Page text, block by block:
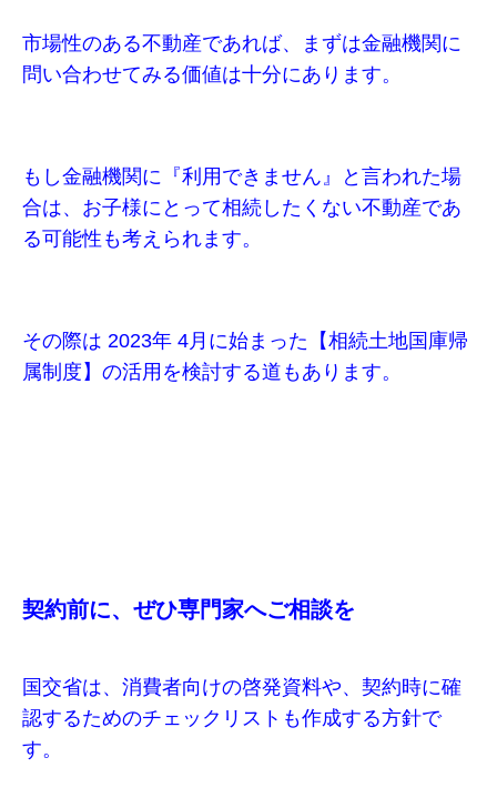
市場性のある不動産であれば、まずは金融機関に
問い合わせてみる価値は十分にあります。
もし金融機関に『利用できません』と言われた場
合は、お子様にとって相続したくない不動産であ
る可能性も考えられます。
その際は 2023年 4月に始まった【相続土地国庫帰
属制度】の活用を検討する道もあります。
契約前に、ぜひ専門家へご相談を
国交省は、消費者向けの啓発資料や、契約時に確
認するためのチェックリストも作成する方針で
す。